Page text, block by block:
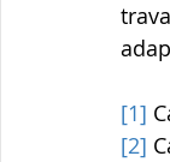
[1]
[2]